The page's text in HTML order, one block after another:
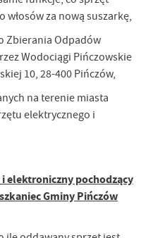
włosów za nową suszarkę,
Zbierania Odpadów
Wodociągi Pińczowskie
10, 28-400 Pińczów,
na terenie miasta
elektrycznego i
elektroniczny pochodzący
Gminy Pińczów